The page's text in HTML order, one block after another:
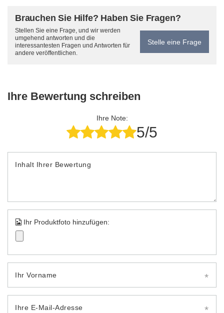
Brauchen Sie Hilfe? Haben Sie Fragen?
Stellen Sie eine Frage, und wir werden
umgehend antworten und die
interessantesten Fragen und Antworten für
andere veröffentlichen.
Stelle eine Frage
Ihre Bewertung schreiben
Ihre Note:
5/5
Inhalt Ihrer Bewertung
Ihr Produktfoto hinzufügen:
Ihr Vorname
Ihre E-Mail-Adresse